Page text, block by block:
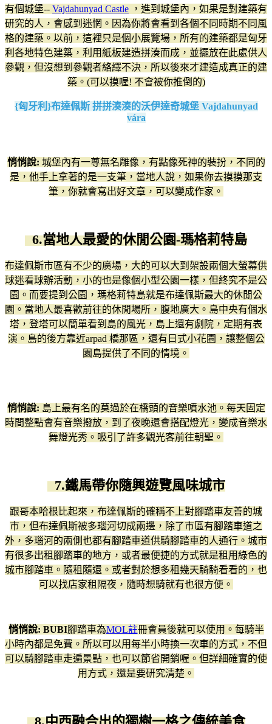
有個城堡-- Vajdahunyad Castle ，進到城堡內，如果是對建築有
研究的人，會感到迷惘。因為你將會看到各個不同時期不同風
格的建築。以前，這裡只是個小展覽場，所有的建築都是匈牙
利各地特色建築，利用紙板建造拼湊而成，並擺放在此處供人
參觀，但沒想到參觀者絡繹不決，所以後來才建造成真正的建
築。(可以摸喔! 不會被你推倒的)
{匈牙利}布達佩斯 拼拼湊湊的沃伊達奇城堡 Vajdahunyad
vára
悄悄說: 城堡內有一尊無名雕像，有點像死神的裝扮，不同的
是，他手上拿著的是一支筆，當地人說，如果你去摸摸那支
筆，你就會寫出好文章，可以變成作家。
6.當地人最愛的休閒公園-瑪格莉特島
布達佩斯市區有不少的廣場，大的可以大到架設兩個大螢幕供
球迷看球辦活動，小的也是像個小型公園一樣，但終究不是公
園。而要提到公園，瑪格莉特島就是布達佩斯最大的休閒公
園。當地人最喜歡前往的休閒場所，腹地廣大。島中央有個水
塔，登塔可以簡單看到島的風光，島上還有劇院，定期有表
演。島的後方靠近arpad 橋那區，還有日式小花園，讓整個公
園島提供了不同的情境。
悄悄說: 島上最有名的莫過於在橋頭的音樂噴水池。每天固定
時間整點會有音樂撥放，到了夜晚還會搭配燈光，變成音樂水
舞燈光秀。吸引了許多觀光客前往朝聖。
7.鐵馬帶你隨興遊覽風味城市
跟哥本哈根比起來，布達佩斯的確稱不上對腳踏車友善的城
市，但布達佩斯被多瑙河切成兩邊，除了市區有腳踏車道之
外，多瑙河的兩側也都有腳踏車道供騎腳踏車的人通行。城市
有很多出租腳踏車的地方，或者最便捷的方式就是租用綠色的
城市腳踏車。隨租隨還。或者對於想多租幾天騎騎看看的，也
可以找店家租隔夜，隨時想騎就有也很方便。
悄悄說: BUBI腳踏車為MOL註冊會員後就可以使用。每騎半
小時內都是免費。所以可以用每半小時換一次車的方式，不但
可以騎腳踏車走遍景點，也可以節省開銷喔。但詳細確實的使
用方式，還是要研究清楚。